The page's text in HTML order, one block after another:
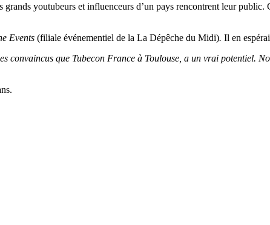
youtubeurs et influenceurs d’un pays rencontrent leur public.
Events (filiale événementiel de la La Dépêche du Midi). Il en
convaincus que Tubecon France à Toulouse, a un vrai potentiel.